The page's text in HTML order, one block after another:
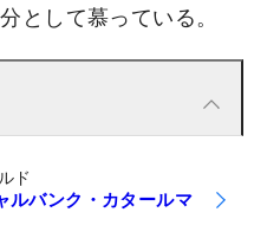
として慕っている。
ド
ルバンク・カタールマ